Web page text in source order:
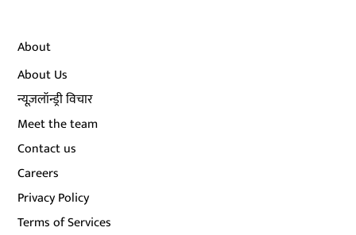
About
About Us
न्यूज़लॉन्ड्री विचार
Meet the team
Contact us
Careers
Privacy Policy
Terms of Services